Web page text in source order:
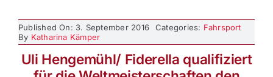
Published On: 3. September 2016 Categories: Fahrsport
By Katharina Kämper
Uli Hengemühl/ Fiderella qualifiziert